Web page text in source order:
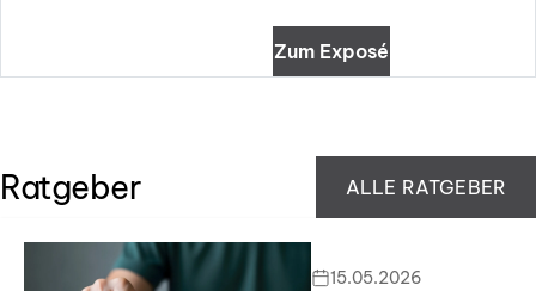
Zum Exposé
Ratgeber ALLE RATGEBER
15.05.2026